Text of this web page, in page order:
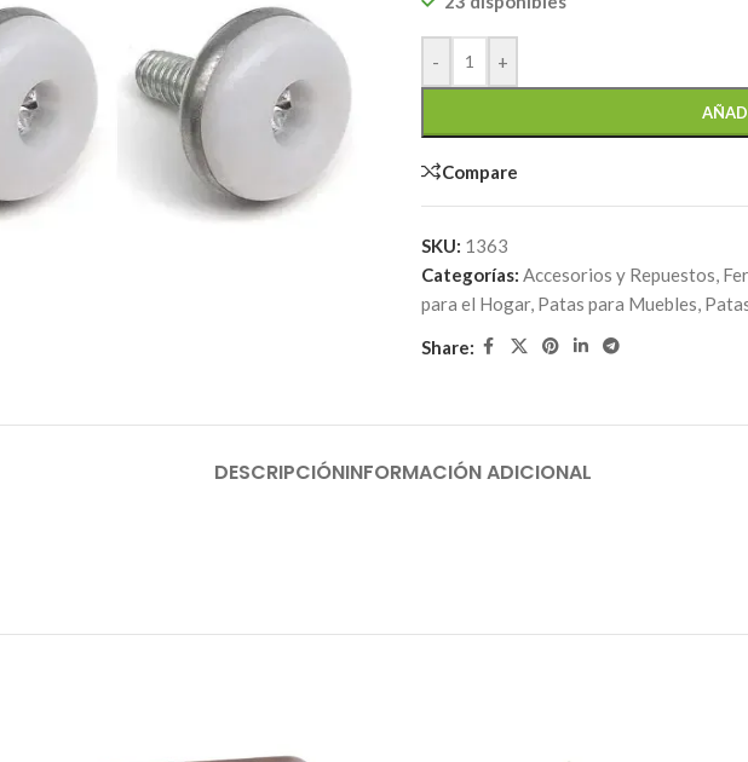
- +
Compare
SKU: 1363
Categorías: Accesorios y Repuestos,
para el Hogar, Patas para Muebles,
Share:
DESCRIPCIÓNINFORMACIÓN ADICIONAL